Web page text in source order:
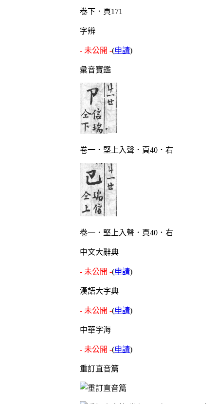
卷下．頁171
字辨
- 未公開 -(申請)
彙音寶鑑
卷一．堅上入聲．頁40．右
卷一．堅上入聲．頁40．右
中文大辭典
- 未公開 -(申請)
漢語大字典
- 未公開 -(申請)
中華字海
- 未公開 -(申請)
重訂直音篇